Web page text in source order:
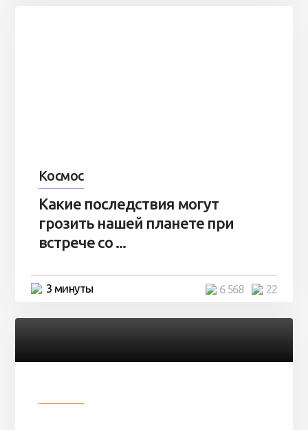
Космос
Какие последствия могут
грозить нашей планете при
встрече со ...
3 минуты 22
6 568